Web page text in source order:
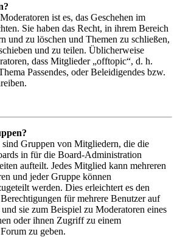
ist es, das Geschehen im
Sie haben das Recht, in ihrem Bereich
und zu löschen und Themen zu schließen,
und zu teilen. Üblicherweise
dass Mitglieder „offtopic“, d. h.
Passendes, oder Beleidigendes bzw.
sind Gruppen von Mitgliedern, die die
in für die Board-Administration
aufteilt. Jedes Mitglied kann mehreren
und jeder Gruppe können
werden. Dies erleichtert es den
für mehrere Benutzer auf
sie zum Beispiel zu Moderatoren eines
oder ihnen Zugriff zu einem
zu geben.